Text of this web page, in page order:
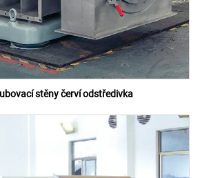
stěny červí odstředivka